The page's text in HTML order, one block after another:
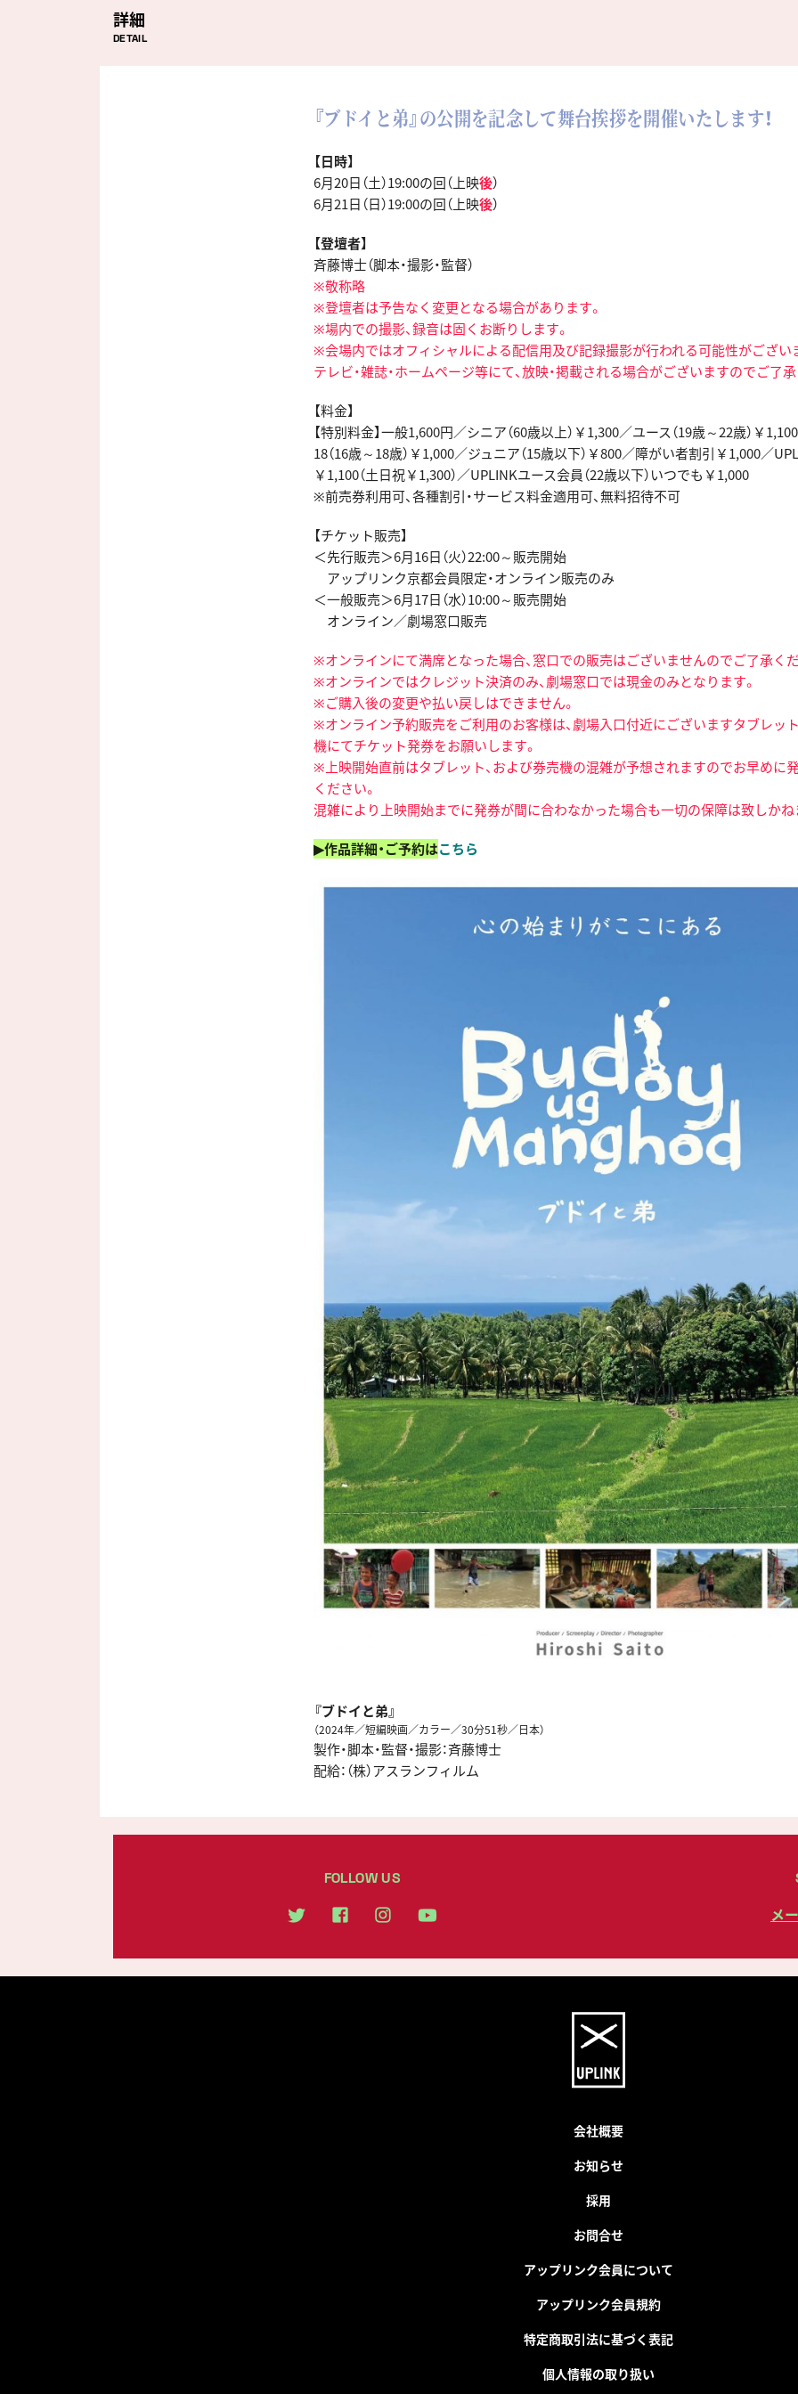
詳細
DETAIL
『ブドイと弟』の公開を記念して舞台挨拶を開催いたします！
【日時】
6月20日（土）19:00の回（上映後）
6月21日（日）19:00の回（上映後）
【登壇者】
斉藤博士（脚本・撮影・監督）
※敬称略
※登壇者は予告なく変更となる場合があります。
※場内での撮影、録音は固くお断りします。
※会場内ではオフィシャルによる配信用及び記録撮影が行われる可能性がござい
テレビ・雑誌・ホームページ等にて、放映・掲載される場合がございますのでご了
【料金】
【特別料金】一般1,600円／シニア（60歳以上）￥1,300／ユース（19歳～22歳）￥
18（16歳～18歳）￥1,000／ジュニア（15歳以下）￥800／障がい者割引￥1,000／
￥1,100（土日祝￥1,300）／UPLINKユース会員（22歳以下）いつでも￥1,000
※前売券利用可、各種割引・サービス料金適用可、無料招待不可
【チケット販売】
＜先行販売＞6月16日（火）22:00～販売開始
アップリンク京都会員限定・オンライン販売のみ
＜一般販売＞6月17日（水）10:00～販売開始
オンライン／劇場窓口販売
※オンラインにて満席となった場合、窓口での販売はございませんのでご了承く
※オンラインではクレジット決済のみ、劇場窓口では現金のみとなります。
※ご購入後の変更や払い戻しはできません。
※オンライン予約販売をご利用のお客様は、劇場入口付近にございますタブレッ
機にてチケット発券をお願いします。
※上映開始直前はタブレット、および券売機の混雑が予想されますのでお早めに
ください。
混雑により上映開始までに発券が間に合わなかった場合も一切の保障は致しかね
▶作品詳細・ご予約はこちら
『ブドイと弟』
（2024年／短編映画／カラー／30分51秒／日本）
製作・脚本・監督・撮影：斉藤博士
配給：（株）アスランフィルム
FOLLOW US
メ
会社概要
お知らせ
採用
お問合せ
アップリンク会員について
アップリンク会員規約
特定商取引法に基づく表記
個人情報の取り扱い